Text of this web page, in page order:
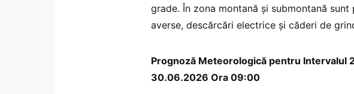
grade. În zona montană și submontană
averse, descărcări electrice și căderi de
Prognoză Meteorologică pentru Intervalul
30.06.2026 Ora 09:00